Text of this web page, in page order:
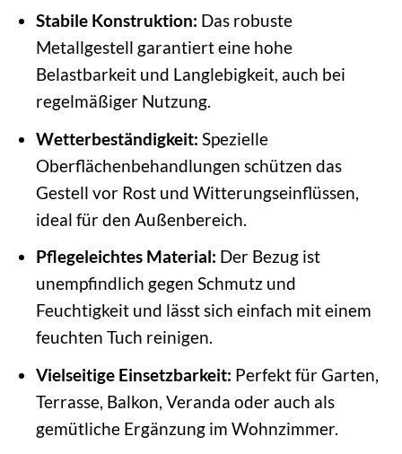
Stabile Konstruktion: Das robuste
Metallgestell garantiert eine hohe
Belastbarkeit und Langlebigkeit, auch bei
regelmäßiger Nutzung.
Wetterbeständigkeit: Spezielle
Oberflächenbehandlungen schützen das
Gestell vor Rost und Witterungseinflüssen,
ideal für den Außenbereich.
Pflegeleichtes Material: Der Bezug ist
unempfindlich gegen Schmutz und
Feuchtigkeit und lässt sich einfach mit einem
feuchten Tuch reinigen.
Vielseitige Einsetzbarkeit: Perfekt für Garten,
Terrasse, Balkon, Veranda oder auch als
gemütliche Ergänzung im Wohnzimmer.